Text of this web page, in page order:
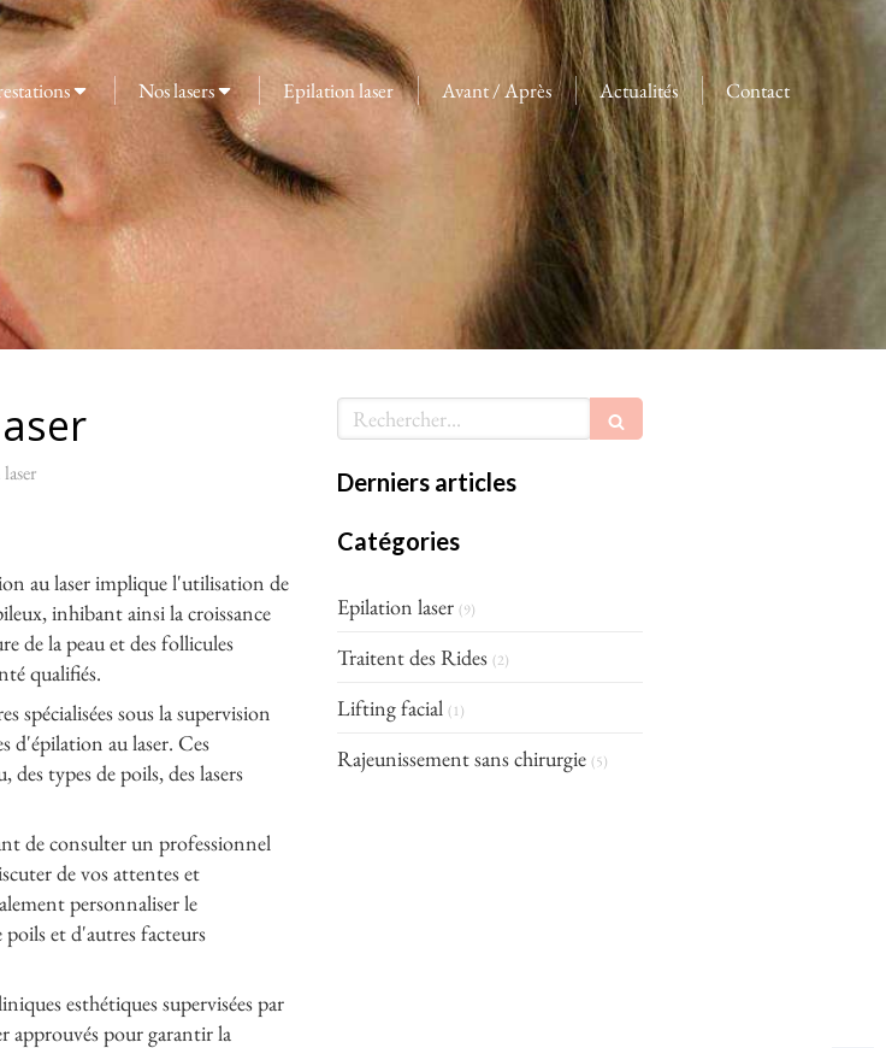
Nos lasers Epilation laser Avant / Après Actualités Contact
au laser implique l'utilisation de
inhibant ainsi la croissance
de la peau et des follicules
qualifiés.
spécialisées sous la supervision
d'épilation au laser. Ces
types de poils, des lasers
de consulter un professionnel
de vos attentes et
personnaliser le
et d'autres facteurs
esthétiques supervisées par
approuvés pour garantir la
Rechercher
Derniers articles
Catégories
Epilation laser (9)
Traitent des Rides (2)
Lifting facial (1)
Rajeunissement sans chirurgie (5)